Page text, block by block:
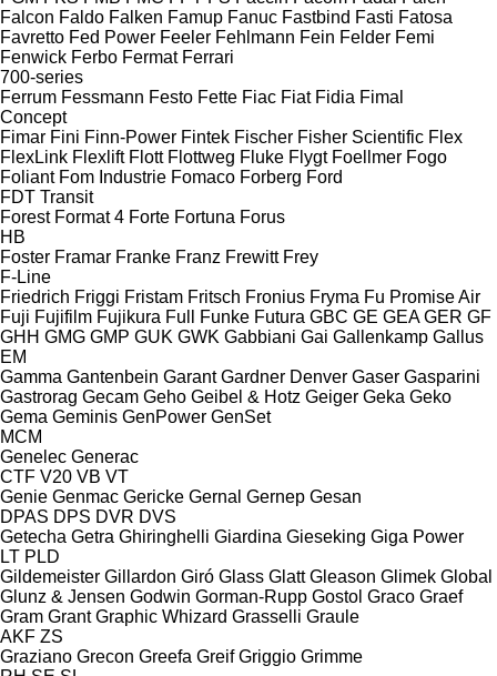
Falcon Faldo Falken Famup Fanuc Fastbind Fasti Fatosa
Favretto Fed Power Feeler Fehlmann Fein Felder Femi
Fenwick Ferbo Fermat Ferrari
700-series
Ferrum Fessmann Festo Fette Fiac Fiat Fidia Fimal
Concept
Fimar Fini Finn-Power Fintek Fischer Fisher Scientific Flex
FlexLink Flexlift Flott Flottweg Fluke Flygt Foellmer Fogo
Foliant Fom Industrie Fomaco Forberg Ford
FDT Transit
Forest Format 4 Forte Fortuna Forus
HB
Foster Framar Franke Franz Frewitt Frey
F-Line
Friedrich Friggi Fristam Fritsch Fronius Fryma Fu Promise Air
Fuji Fujifilm Fujikura Full Funke Futura GBC GE GEA GER GF
GHH GMG GMP GUK GWK Gabbiani Gai Gallenkamp Gallus
EM
Gamma Gantenbein Garant Gardner Denver Gaser Gasparini
Gastrorag Gecam Geho Geibel & Hotz Geiger Geka Geko
Gema Geminis GenPower GenSet
MCM
Genelec Generac
CTF V20 VB VT
Genie Genmac Gericke Gernal Gernep Gesan
DPAS DPS DVR DVS
Getecha Getra Ghiringhelli Giardina Gieseking Giga Power
LT PLD
Gildemeister Gillardon Giró Glass Glatt Gleason Glimek Global
Glunz & Jensen Godwin Gorman-Rupp Gostol Graco Graef
Gram Grant Graphic Whizard Grasselli Graule
AKF ZS
Graziano Grecon Greefa Greif Griggio Grimme